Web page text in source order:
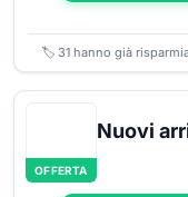
🏷️ 31 hanno già
OFFERTA
Nuovi